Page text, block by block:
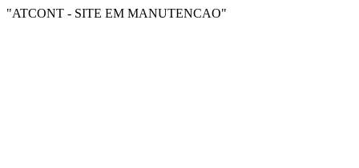
"ATCONT - SITE EM MANUTENCAO"